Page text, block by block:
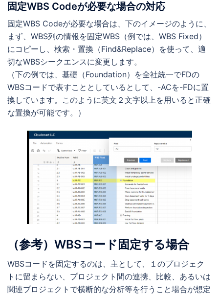
固定WBS Codeが必要な場合の対応
固定WBS Codeが必要な場合は、下のイメージのように、
まず、WBS列の情報を固定WBS（例では、WBS Fixed）
にコピーし、検索・置換（Find&Replace）を使って、適
切なWBSシークエンスに変更します。
（下の例では、基礎（Foundation）を全社統一でFDの
WBSコードで表すこととしているとして、-ACを-FDに置
換しています。このように英文２文字以上を用いると正確
な置換が可能です。）
（参考）WBSコード固定する場合
WBSコードを固定するのは、主として、１のプロジェク
トに留まらない、プロジェクト間の連携、比較、あるいは
関連プロジェクトで横断的な分析等を行うこと場合が想定